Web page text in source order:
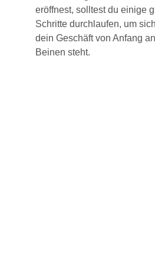
eröffnest, solltest du einige
Schritte durchlaufen, um
dein Geschäft von Anfang
Beinen steht.